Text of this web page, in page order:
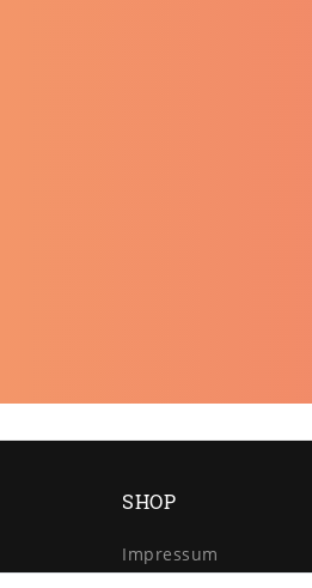
SHOP
Impressum